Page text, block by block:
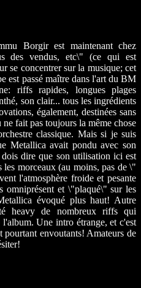
Borgir est maintenant chez
des vendus, etc\" (ce qui est
se concentrer sur la musique; cet
est passé maître dans l'art du BM
riffs rapides, longues plages
son clair... tous les ingrédients
également, destinées sans
fait pas toujours la même chose
classique. Mais si je suis
Metallica avait pondu avec son
dire que son utilisation ici est
morceaux (au moins, pas de \"
l'atmosphère froide et pesante
omniprésent et \"plaqué\" sur les
évoqué plus haut! Autre
heavy de nombreux riffs qui
Une intro étrange, et c'est
pourtant envoutants! Amateurs de